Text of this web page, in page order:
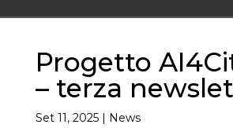
Progetto
– terza
Set 11, 2025| News